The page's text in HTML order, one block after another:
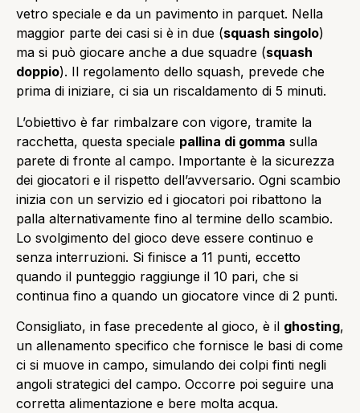
vetro speciale e da un pavimento in parquet. Nella
maggior parte dei casi si è in due (squash singolo)
ma si può giocare anche a due squadre (squash
doppio). Il regolamento dello squash, prevede che
prima di iniziare, ci sia un riscaldamento di 5 minuti.
L’obiettivo è far rimbalzare con vigore, tramite la
racchetta, questa speciale pallina di gomma sulla
parete di fronte al campo. Importante è la sicurezza
dei giocatori e il rispetto dell’avversario. Ogni scambio
inizia con un servizio ed i giocatori poi ribattono la
palla alternativamente fino al termine dello scambio.
Lo svolgimento del gioco deve essere continuo e
senza interruzioni. Si finisce a 11 punti, eccetto
quando il punteggio raggiunge il 10 pari, che si
continua fino a quando un giocatore vince di 2 punti.
Consigliato, in fase precedente al gioco, è il ghosting,
un allenamento specifico che fornisce le basi di come
ci si muove in campo, simulando dei colpi finti negli
angoli strategici del campo. Occorre poi seguire una
corretta alimentazione e bere molta acqua.